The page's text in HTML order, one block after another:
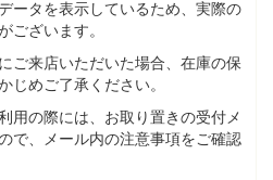
ータを表示しているため、実際の
ございます。
ご来店いただいた場合、在庫の保
じめご了承ください。
用の際には、お取り置きの受付メ
で、メール内の注意事項をご確認